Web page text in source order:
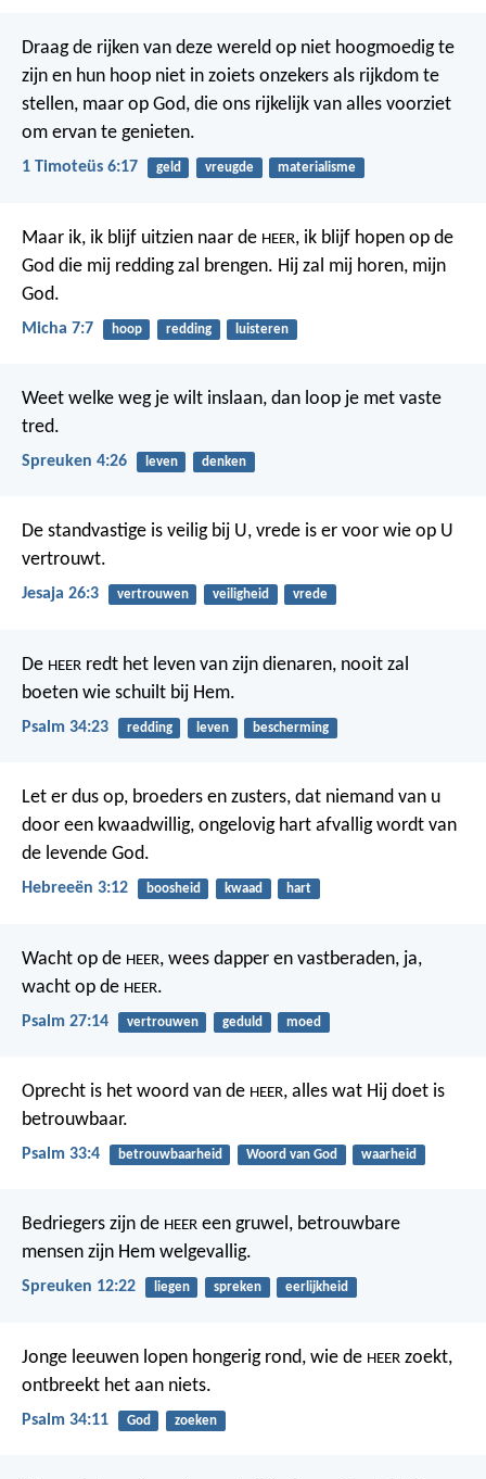
Draag de rijken van deze wereld op niet hoogmoedig te
zijn en hun hoop niet in zoiets onzekers als rijkdom te
stellen, maar op God, die ons rijkelijk van alles voorziet
om ervan te genieten.
1 Timoteüs 6:17 geld vreugde materialisme
Maar ik, ik blijf uitzien naar de HEER, ik blijf hopen op de
God die mij redding zal brengen. Hij zal mij horen, mijn
God.
Micha 7:7 hoop redding luisteren
Weet welke weg je wilt inslaan, dan loop je met vaste
tred.
Spreuken 4:26 leven denken
De standvastige is veilig bij U, vrede is er voor wie op U
vertrouwt.
Jesaja 26:3 vertrouwen veiligheid vrede
De HEER redt het leven van zijn dienaren, nooit zal
boeten wie schuilt bij Hem.
Psalm 34:23 redding leven bescherming
Let er dus op, broeders en zusters, dat niemand van u
door een kwaadwillig, ongelovig hart afvallig wordt van
de levende God.
Hebreeën 3:12 boosheid kwaad hart
Wacht op de HEER, wees dapper en vastberaden, ja,
wacht op de HEER.
Psalm 27:14 vertrouwen geduld moed
Oprecht is het woord van de HEER, alles wat Hij doet is
betrouwbaar.
Psalm 33:4 betrouwbaarheid Woord van God waarheid
Bedriegers zijn de HEER een gruwel, betrouwbare
mensen zijn Hem welgevallig.
Spreuken 12:22 liegen spreken eerlijkheid
Jonge leeuwen lopen hongerig rond, wie de HEER zoekt,
ontbreekt het aan niets.
Psalm 34:11 God zoeken